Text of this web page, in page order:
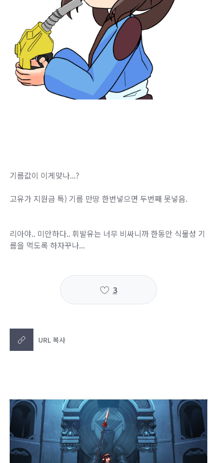
기름값이 이게맞나...?
고유가 지원금 특) 기름 만땅 한번넣으면 두번째 못넣음.
리아야.. 미안하다.. 휘발유는 너무 비싸니까 한동안 식물성 기
름을 먹도록 하자꾸나...
3
URL 복사